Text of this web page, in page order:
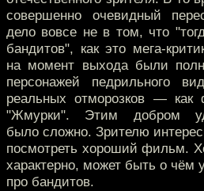
совершенно очевидный
дело вовсе не в том, что
бандитов", как это мега-
на момент выхода были
персонажей педрильного
реальных отморозков —
"Жмурки". Этим добром
было сложно. Зрителю
посмотреть хороший фильм.
характерно, может быть о чём
про бандитов.